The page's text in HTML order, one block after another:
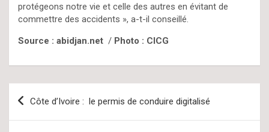
protégeons notre vie et celle des autres en évitant de
commettre des accidents », a-t-il conseillé.
Source : abidjan.net / Photo : CICG
Navigation
Côte d’Ivoire : le permis de conduire digitalisé